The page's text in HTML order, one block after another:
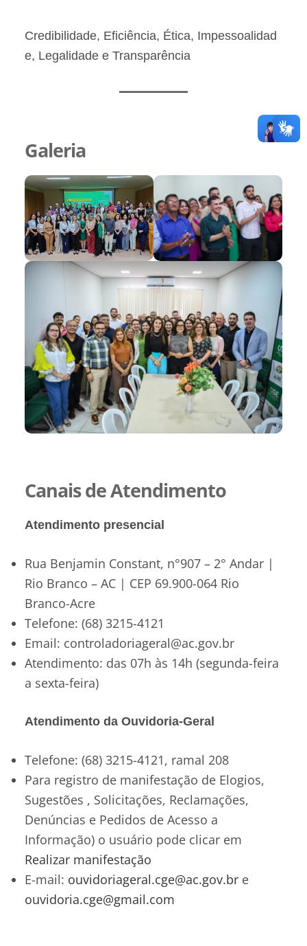
Credibilidade, Eficiência, Ética, Impessoalidad
e, Legalidade e Transparência
Galeria
Canais de Atendimento
Atendimento presencial
Rua Benjamin Constant, n°907 – 2° Andar |
Rio Branco – AC | CEP 69.900-064 Rio
Branco-Acre
Telefone: (68) 3215-4121
Email: controladoriageral@ac.gov.br
Atendimento: das 07h às 14h (segunda-feira
a sexta-feira)
Atendimento da Ouvidoria-Geral
Telefone: (68) 3215-4121, ramal 208
Para registro de manifestação de Elogios,
Sugestões , Solicitações, Reclamações,
Denúncias e Pedidos de Acesso a
Informação) o usuário pode clicar em
Realizar manifestação
E-mail: ouvidoriageral.cge@ac.gov.br e
ouvidoria.cge@gmail.com